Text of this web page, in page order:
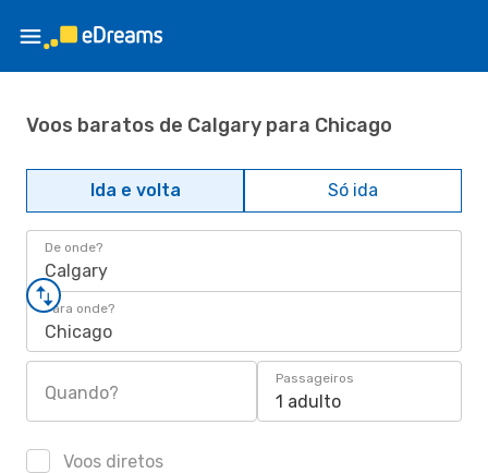
Voos baratos de Calgary para Chicago
Ida e volta Só ida
De onde?
Calgary
Para onde?
Chicago
Quando?
Passageiros
1 adulto
Voos diretos